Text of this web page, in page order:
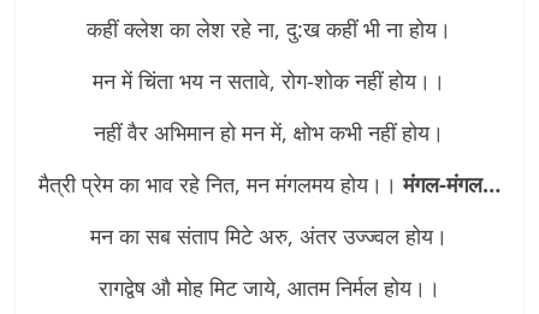
कहीं क्लेश का लेश रहे ना, दु:ख कहीं भी ना होय।
मन में चिंता भय न सतावे, रोग-शोक नहीं होय।।
नहीं वैर अभिमान हो मन में, क्षोभ कभी नहीं होय।
मैत्री प्रेम का भाव रहे नित, मन मंगलमय होय।।मंगल-मंगल…
मन का सब संताप मिटे अरु, अंतर उज्ज्वल होय।
रागद्वेष औ मोह मिट जाये, आतम निर्मल होय।।